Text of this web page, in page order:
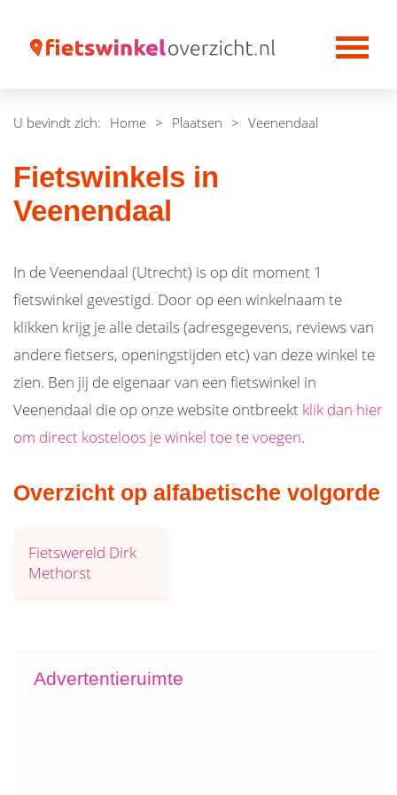
U bevindt zich: Home > Plaatsen > Veenendaal
Fietswinkels in
Veenendaal
In de Veenendaal (Utrecht) is op dit moment 1
fietswinkel gevestigd. Door op een winkelnaam te
klikken krijg je alle details (adresgegevens, reviews van
andere fietsers, openingstijden etc) van deze winkel te
zien. Ben jij de eigenaar van een fietswinkel in
Veenendaal die op onze website ontbreekt klik dan hier
om direct kosteloos je winkel toe te voegen.
Overzicht op alfabetische volgorde
Fietswereld Dirk
Methorst
Advertentieruimte